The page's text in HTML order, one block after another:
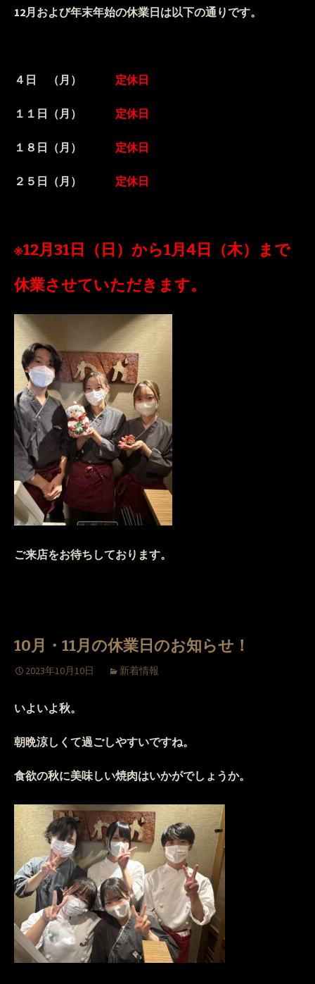
12月および年末年始の休業日は以下の通りです。
４日 （月） 定休日
１１日（月） 定休日
１８日（月） 定休日
２５日（月） 定休日
※12月31日（日）から1月4日（木）まで
休業させていただきます。
ご来店をお待ちしております。
10月・11月の休業日のお知らせ！
2023年10月10日 新着情報
いよいよ秋。
朝晩涼しくて過ごしやすいですね。
食欲の秋に美味しい焼肉はいかがでしょうか。